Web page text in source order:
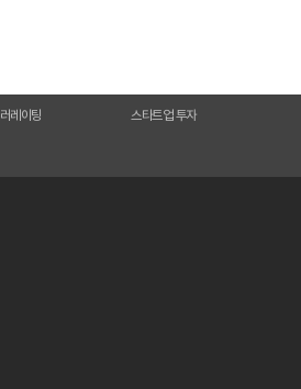
레이팅 스타트업 투자